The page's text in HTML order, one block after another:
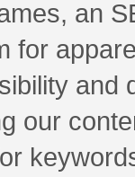
an
for
and
our